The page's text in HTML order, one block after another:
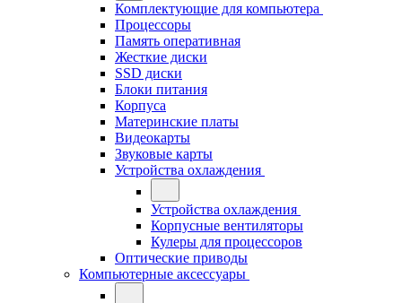
Комплектующие для компьютера
Процессоры
Память оперативная
Жесткие диски
SSD диски
Блоки питания
Корпуса
Материнские платы
Видеокарты
Звуковые карты
Устройства охлаждения
Устройства охлаждения
Корпусные вентиляторы
Кулеры для процессоров
Оптические приводы
Компьютерные аксессуары